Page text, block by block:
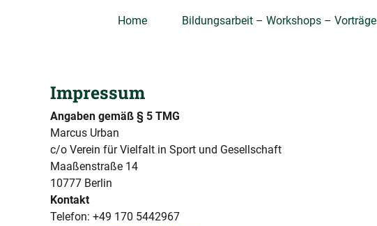
Home Bildungsarbeit – Workshops – Vorträge
Impressum
Angaben gemäß § 5 TMG
Marcus Urban
c/o Verein für Vielfalt in Sport und Gesellschaft
Maaßenstraße 14
10777 Berlin
Kontakt
Telefon: +49 170 5442967